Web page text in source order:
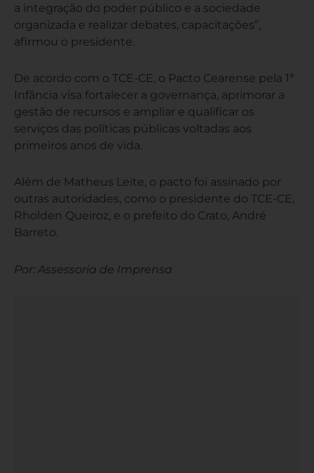
a integração do poder público e a sociedade
organizada e realizar debates, capacitações”,
afirmou o presidente.
De acordo com o TCE-CE, o Pacto Cearense pela 1ª
Infância visa fortalecer a governança, aprimorar a
gestão de recursos e ampliar e qualificar os
serviços das políticas públicas voltadas aos
primeiros anos de vida.
Além de Matheus Leite, o pacto foi assinado por
outras autoridades, como o presidente do TCE-CE,
Rholden Queiroz, e o prefeito do Crato, André
Barreto.
Por: Assessoria de Imprensa